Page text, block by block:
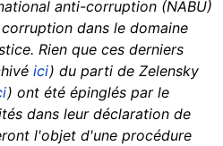
anti-corruption (NABU)
dans le domaine
Rien que ces derniers
ici) du parti de Zelensky
) ont été épinglés par le
dans leur déclaration de
l'objet d'une procédure